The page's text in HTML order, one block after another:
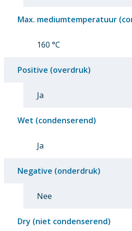
Max. mediumtemperatuur
160 °C
Positive (overdruk)
Ja
Wet (condenserend)
Ja
Negative (onderdruk)
Nee
Dry (niet condenserend)